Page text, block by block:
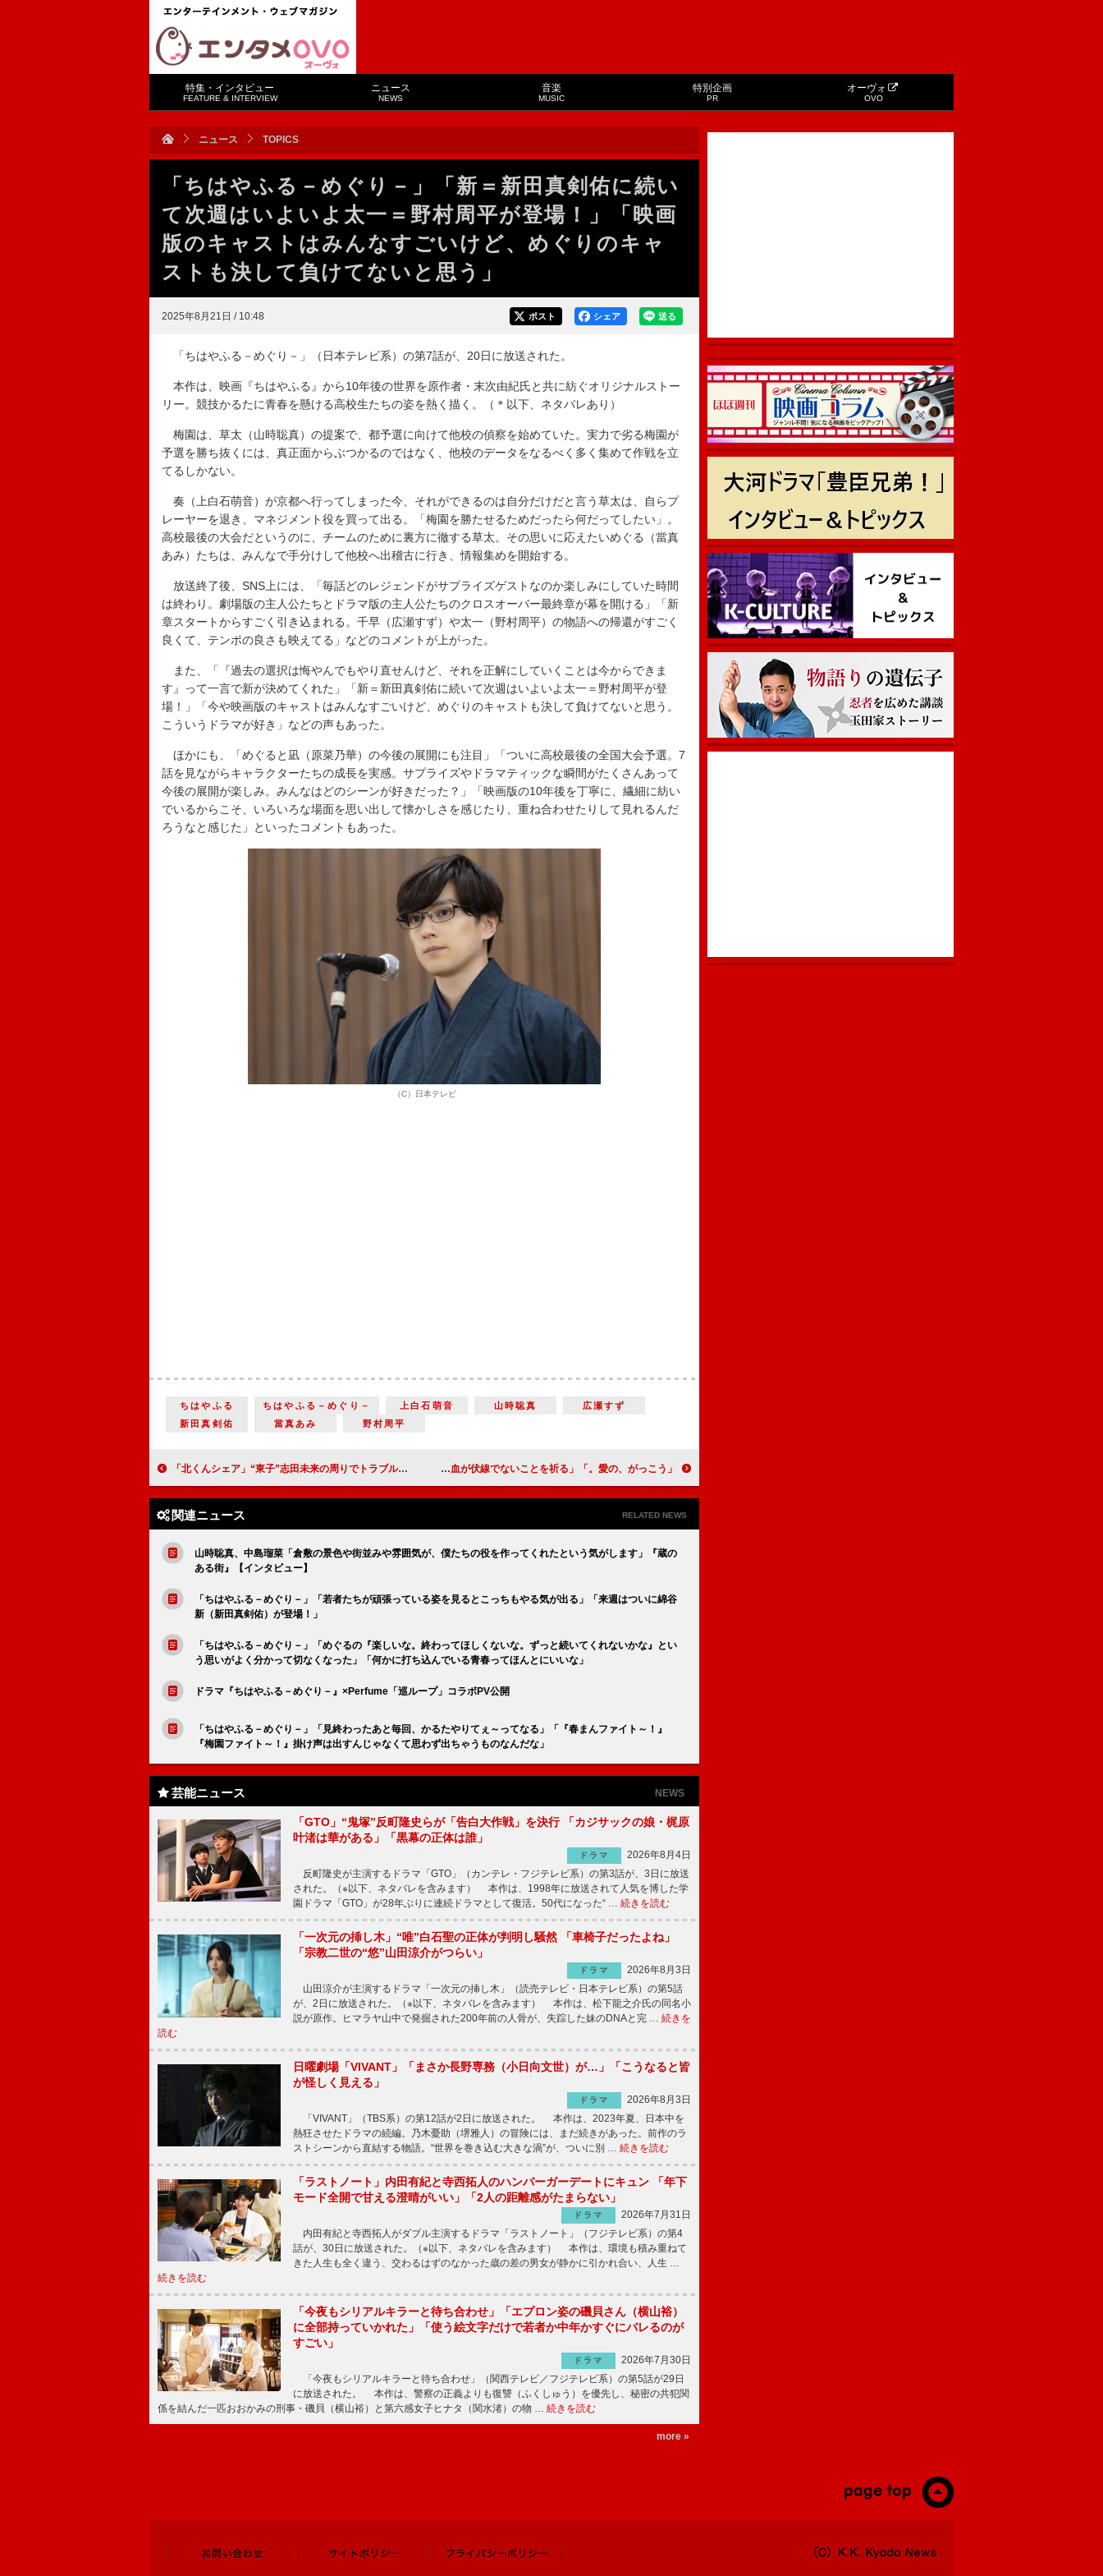
特集・インタビュー
FEATURE & INTERVIEW
ニュース
NEWS
音楽
MUSIC
特別企画
PR
オーヴォ
OVO
ニュース TOPICS
「ちはやふる－めぐり－」「新＝新田真剣佑に続い
て次週はいよいよ太一＝野村周平が登場！」「映画
版のキャストはみんなすごいけど、めぐりのキャ
ストも決して負けてないと思う」
2025年8月21日 / 10:48 送る
シェア
ポスト
「ちはやふる－めぐり－」（日本テレビ系）の第7話が、20日に放送された。
本作は、映画『ちはやふる』から10年後の世界を原作者・末次由紀氏と共に紡ぐオリジナルストー
リー。競技かるたに青春を懸ける高校生たちの姿を熱く描く。（＊以下、ネタバレあり）
梅園は、草太（山時聡真）の提案で、都予選に向けて他校の偵察を始めていた。実力で劣る梅園が
予選を勝ち抜くには、真正面からぶつかるのではなく、他校のデータをなるべく多く集めて作戦を立
てるしかない。
奏（上白石萌音）が京都へ行ってしまった今、それができるのは自分だけだと言う草太は、自らプ
レーヤーを退き、マネジメント役を買って出る。「梅園を勝たせるためだったら何だってしたい」。
高校最後の大会だというのに、チームのために裏方に徹する草太。その思いに応えたいめぐる（當真
あみ）たちは、みんなで手分けして他校へ出稽古に行き、情報集めを開始する。
放送終了後、SNS上には、「毎話どのレジェンドがサプライズゲストなのか楽しみにしていた時間
は終わり。劇場版の主人公たちとドラマ版の主人公たちのクロスオーバー最終章が幕を開ける」「新
章スタートからすごく引き込まれる。千早（広瀬すず）や太一（野村周平）の物語への帰還がすごく
良くて、テンポの良さも映えてる」などのコメントが上がった。
また、「『過去の選択は悔やんでもやり直せんけど、それを正解にしていくことは今からできま
す』って一言で新が決めてくれた」「新＝新田真剣佑に続いて次週はいよいよ太一＝野村周平が登
場！」「今や映画版のキャストはみんなすごいけど、めぐりのキャストも決して負けてないと思う。
こういうドラマが好き」などの声もあった。
ほかにも、「めぐると凪（原菜乃華）の今後の展開にも注目」「ついに高校最後の全国大会予選。7
話を見ながらキャラクターたちの成長を実感。サプライズやドラマティックな瞬間がたくさんあって
今後の展開が楽しみ。みんなはどのシーンが好きだった？」「映画版の10年後を丁寧に、繊細に紡い
でいるからこそ、いろいろな場面を思い出して懐かしさを感じたり、重ね合わせたりして見れるんだ
ろうなと感じた」といったコメントもあった。
（C）日本テレビ
ちはやふる ちはやふる－めぐり－ 上白石萌音 山時聡真
広瀬すず
新田真剣佑
當真あみ 野村周平
「北くんシェア」“東子”志田未来の周りでトラブルが発生 「イケオジが怪しい」「お金を要求するって信じていいの？」 「愛の、がっこう。」木村文乃とラウールの電話シーンに涙 「令和版のロミジュリ」「脳の出血が伏線でないことを祈る」
関連ニュース RELATED NEWS
山時聡真、中島瑠菜「倉敷の景色や街並みや雰囲気が、僕たちの役を作ってくれたという気がします」『蔵の
ある街』【インタビュー】
「ちはやふる－めぐり－」「若者たちが頑張っている姿を見るとこっちもやる気が出る」「来週はついに綿谷
新（新田真剣佑）が登場！」
「ちはやふる－めぐり－」「めぐるの『楽しいな。終わってほしくないな。ずっと続いてくれないかな』とい
う思いがよく分かって切なくなった」「何かに打ち込んでいる青春ってほんとにいいな」
ドラマ『ちはやふる－めぐり－』×Perfume「巡ループ」コラボPV公開
「ちはやふる－めぐり－」「見終わったあと毎回、かるたやりてぇ～ってなる」「『春まんファイト～！』
『梅園ファイト～！』掛け声は出すんじゃなくて思わず出ちゃうものなんだな」
芸能ニュース NEWS
「GTO」“鬼塚”反町隆史らが「告白大作戦」を決行 「カジサックの娘・梶原
叶渚は華がある」「黒幕の正体は誰」
ドラマ
2026年8月4日
反町隆史が主演するドラマ「GTO」（カンテレ・フジテレビ系）の第3話が、3日に放送
された。（※以下、ネタバレを含みます） 本作は、1998年に放送されて人気を博した学
園ドラマ「GTO」が28年ぶりに連続ドラマとして復活。50代になった“ … 続きを読む
「一次元の挿し木」“唯”白石聖の正体が判明し騒然 「車椅子だったよね」
「宗教二世の“悠”山田涼介がつらい」
ドラマ
2026年8月3日
山田涼介が主演するドラマ「一次元の挿し木」（読売テレビ・日本テレビ系）の第5話
が、2日に放送された。（※以下、ネタバレを含みます） 本作は、松下龍之介氏の同名小
説が原作。ヒマラヤ山中で発掘された200年前の人骨が、失踪した妹のDNAと完 … 続きを
読む
日曜劇場「VIVANT」「まさか長野専務（小日向文世）が…」「こうなると皆
が怪しく見える」
ドラマ
2026年8月3日
「VIVANT」（TBS系）の第12話が2日に放送された。 本作は、2023年夏、日本中を
熱狂させたドラマの続編。乃木憂助（堺雅人）の冒険には、まだ続きがあった。前作のラ
ストシーンから直結する物語。“世界を巻き込む大きな渦”が、ついに別 … 続きを読む
「ラストノート」内田有紀と寺西拓人のハンバーガーデートにキュン 「年下
モード全開で甘える澄晴がいい」「2人の距離感がたまらない」
ドラマ
2026年7月31日
内田有紀と寺西拓人がダブル主演するドラマ「ラストノート」（フジテレビ系）の第4
話が、30日に放送された。（※以下、ネタバレを含みます） 本作は、環境も積み重ねて
きた人生も全く違う、交わるはずのなかった歳の差の男女が静かに引かれ合い、人生 …
続きを読む
「今夜もシリアルキラーと待ち合わせ」「エプロン姿の磯貝さん（横山裕）
に全部持っていかれた」「使う絵文字だけで若者か中年かすぐにバレるのが
すごい」
ドラマ
2026年7月30日
「今夜もシリアルキラーと待ち合わせ」（関西テレビ／フジテレビ系）の第5話が29日
に放送された。 本作は、警察の正義よりも復讐（ふくしゅう）を優先し、秘密の共犯関
係を結んだ一匹おおかみの刑事・磯貝（横山裕）と第六感女子ヒナタ（関水渚）の物 … 続きを読む
more »